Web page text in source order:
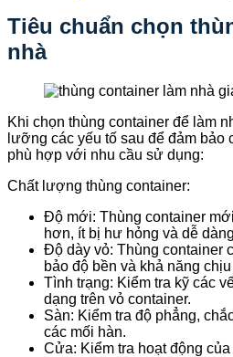
Tiêu chuẩn chọn
nhà
Khi chọn thùng container để làm
lưỡng các yếu tố sau để đảm bảo
phù hợp với nhu cầu sử dụng:
Chất lượng thùng container:
Độ mới: Thùng container
hơn, ít bị hư hỏng và dễ
Độ dày vỏ: Thùng container
bảo độ bền và khả năng
Tình trạng: Kiểm tra kỹ các
dạng trên vỏ container.
Sàn: Kiểm tra độ phẳng,
các mối hàn.
Cửa: Kiểm tra hoạt động